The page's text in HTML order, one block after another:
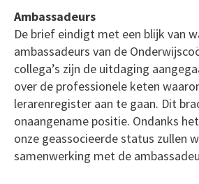
Ambassadeurs
De brief eindigt met een blijk van
ambassadeurs van de
collega’s zijn de uitdaging
over de professionele keten
lerarenregister aan te gaan. Dit
onaangename positie. Ondanks
onze geassocieerde status zullen
samenwerking met de